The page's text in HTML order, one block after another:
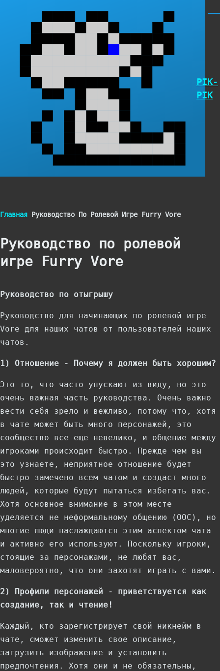
PIK-
PIK
Строка
навигации
Главная Руководство По Ролевой Игре Furry Vore
Руководство по ролевой
игре Furry Vore
Руководство по отыгрышу
Руководство для начинающих по ролевой игре
Vore для наших чатов от пользователей наших
чатов.
1) Отношение - Почему я должен быть хорошим?
Это то, что часто упускают из виду, но это
очень важная часть руководства. Очень важно
вести себя зрело и вежливо, потому что, хотя
в чате может быть много персонажей, это
сообщество все еще невелико, и общение между
игроками происходит быстро. Прежде чем вы
это узнаете, неприятное отношение будет
быстро замечено всем чатом и создаст много
людей, которые будут пытаться избегать вас.
Хотя основное внимание в этом месте
уделяется не неформальному общению (OOC), но
многие люди наслаждаются этим аспектом чата
и активно его используют. Поскольку игроки,
стоящие за персонажами, не любят вас,
маловероятно, что они захотят играть с вами.
2) Профили персонажей - приветствуется как
создание, так и чтение!
Каждый, кто зарегистрирует свой никнейм в
чате, сможет изменить свое описание,
загрузить изображение и установить
предпочтения. Хотя они и не обязательны,